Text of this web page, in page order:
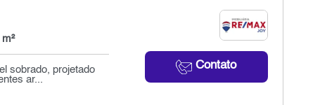
Contato
sobrado, projetado
ar...